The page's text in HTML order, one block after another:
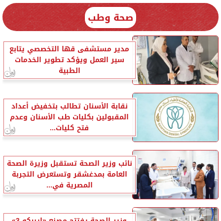
صحة وطب
مدير مستشفى قها التخصصي يتابع
سير العمل ويؤكد تطوير الخدمات
الطبية
نقابة الأسنان تطالب بتخفيض أعداد
المقبولين بكليات طب الأسنان وعدم
فتح كليات...
نائب وزير الصحة تستقبل وزيرة الصحة
العامة بمدغشقر وتستعرض التجربة
المصرية في...